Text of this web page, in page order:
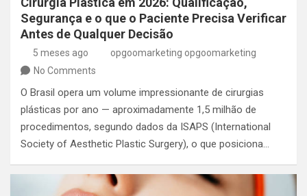
Segurança e o que o Paciente Precisa Verificar
Antes de Qualquer Decisão
5 meses ago
opgoomarketing opgoomarketing
No Comments
O Brasil opera um volume impressionante de cirurgias
plásticas por ano — aproximadamente 1,5 milhão de
procedimentos, segundo dados da ISAPS (International
Society of Aesthetic Plastic Surgery), o que posiciona…